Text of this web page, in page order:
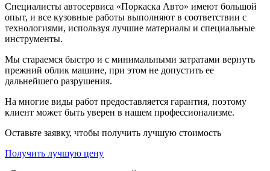
Специалисты автосервиса «Поркаска Авто» имеют большой
опыт, и все кузовные работы выполняют в соответствии с
технологиями, используя лучшие материалы и специальные
инструменты.
Мы стараемся быстро и с минимальными затратами вернуть
прежний облик машине, при этом не допустить ее
дальнейшего разрушения.
На многие виды работ предоставляется гарантия, поэтому
клиент может быть уверен в нашем профессионализме.
Оставьте заявку, чтобы получить лучшую стоимость
Получить лучшую цену